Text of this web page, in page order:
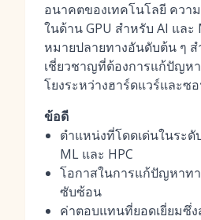
อนาคตของเทคโนโลยี ควา
ในด้าน GPU สำหรับ AI และ
หมายปลายทางอันดับต้น ๆ
เชี่ยวชาญที่ต้องการแก้ปัญห
โยงระหว่างฮาร์ดแวร์และซ
ข้อดี
ตำแหน่งที่โดดเด่นในระ
ML และ HPC
โอกาสในการแก้ปัญหาท
ซับซ้อน
ค่าตอบแทนที่ยอดเยี่ยมซึ่